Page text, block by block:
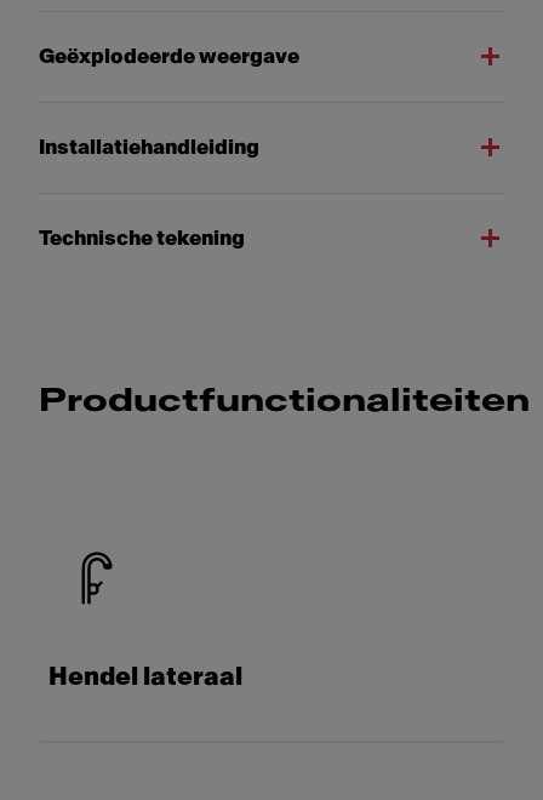
Geëxplodeerde weergave
Installatiehandleiding
Technische tekening
Productfunctionaliteiten
Hendel lateraal